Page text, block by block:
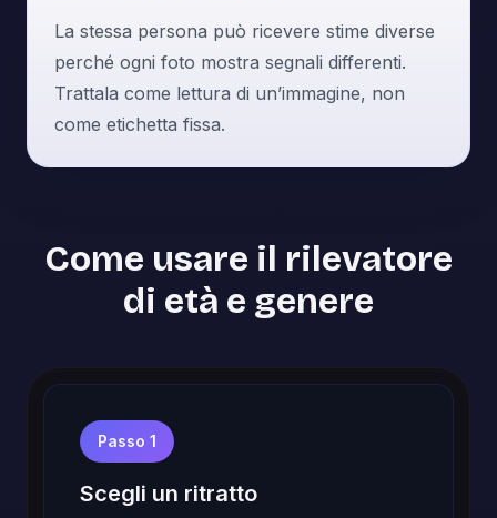
La stessa persona può ricevere stime diverse
perché ogni foto mostra segnali differenti.
Trattala come lettura di un’immagine, non
come etichetta fissa.
Come usare il rilevatore
di età e genere
Passo 1
Scegli un ritratto